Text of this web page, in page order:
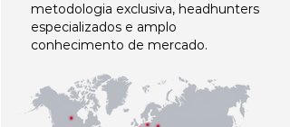
metodologia exclusiva, headhunters
especializados e amplo
conhecimento de mercado.